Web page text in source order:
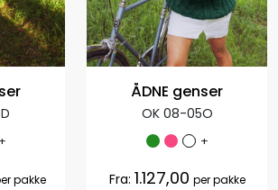
+
pakke
ÅDNE genser
OK 08-05O
+
Fra: 1.127,00 per pakke